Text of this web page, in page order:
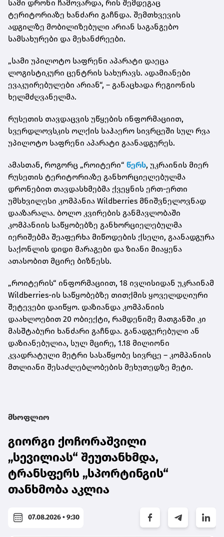
სამი დრონი ჩამოვარდა, რის შემდეგაც
ტერიტორიაზე ხანძარი გაჩნდა. შემთხვევის
ადგილზე მობილიზებული არიან საგანგებო
სამსახურები და მეხანძრეები.
„სამი უპილოტო საფრენი აპარატი დაეცა
ლოგისტიკური ცენტრის სახურავს. ადამიანები
ევაკუირებულები არიან“, – განაცხადა რეგიონის
ხელმძღვანელმა.
რუსეთის თავდაცვის უწყების ინფორმაციით,
სვერდლოვსკის ოლქის საჰაერო სივრცეში სულ რვა
უპილოტო საფრენი აპარატი გაანადგურეს.
ამასთან, როგორც „როიტერი“ წერს, უკრაინის მიერ
რუსეთის ტერიტორიაზე განხორციელებულმა
დრონებით თავდასხმებმა ქვეყნის ერთ-ერთი
უმსხვილესი კომპანია Wildberries მნიშვნელოვნად
დააზარალა. ბოლო კვირების განმავლობაში
კომპანიის საწყობებზე განხორციელებულმა
იერიშებმა შეაფერხა მიწოდების ქსელი, გაანადგურა
საქონლის დიდი მარაგები და ზიანი მიაყენა
ათასობით მცირე ბიზნესს.
„როიტერის“ ინფორმაციით, 18 ივლისიდან უკრაინამ
Wildberries-ის საწყობებზე თითქმის ყოველდღიური
შეტევები დაიწყო. დაზიანდა კომპანიის
დაახლოებით 20 ობიექტი, რამდენიმე მათგანში კი
მასშტაბური ხანძარი გაჩნდა. განადგურებული ან
დაზიანებულია, სულ მცირე, 1.18 მილიონი
კვადრატული მეტრი სასაწყობე სივრცე – კომპანიის
მთლიანი შესაძლებლობების მეხუთედზე მეტი.
მსოფლიო
გიორგი ქოჩორაშვილი
„სევილიას“ შეუთანხმდა,
ტრანსფერს „სპორტინგის“
თანხმობა აკლია
07.08.2026 • 9:30